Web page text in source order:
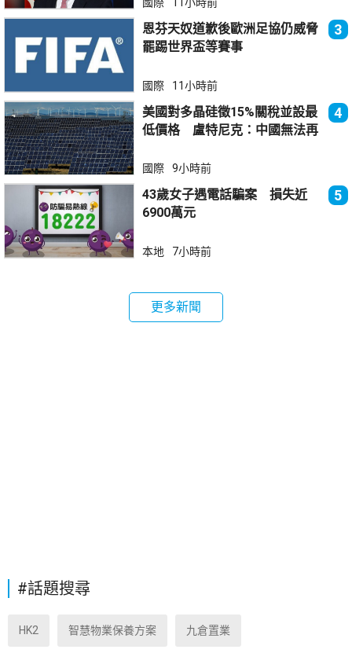
恩芬天奴道歉後歐洲足協仍威脅
罷踢世界盃等賽事
3
國際 11小時前
美國對多晶硅徵15%關稅並設最
低價格 盧特尼克：中國無法再
4
國際 9小時前
43歲女子遇電話騙案 損失近
6900萬元
5
本地 7小時前
更多新聞
#話題搜尋
HK2 智慧物業保養方案 九倉置業